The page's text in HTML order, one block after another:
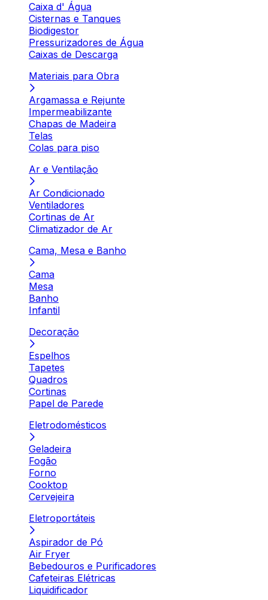
Caixa d' Água
Cisternas e Tanques
Biodigestor
Pressurizadores de Água
Caixas de Descarga
Materiais para Obra
Argamassa e Rejunte
Impermeabilizante
Chapas de Madeira
Telas
Colas para piso
Ar e Ventilação
Ar Condicionado
Ventiladores
Cortinas de Ar
Climatizador de Ar
Cama, Mesa e Banho
Cama
Mesa
Banho
Infantil
Decoração
Espelhos
Tapetes
Quadros
Cortinas
Papel de Parede
Eletrodomésticos
Geladeira
Fogão
Forno
Cooktop
Cervejeira
Eletroportáteis
Aspirador de Pó
Air Fryer
Bebedouros e Purificadores
Cafeteiras Elétricas
Liquidificador